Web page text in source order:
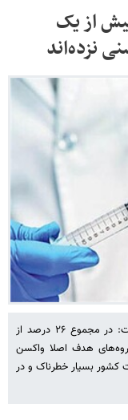
از یک
نزده‌اند
ایرنا نوشت: سخنگوی ستاد ملی مقابله با کرونا گفت: در مجموع ۲۶ درصد از
۱۲ سال و دیگر گروه‌های هدف اصلا واکسن
کشور بسیار خطرناک و در